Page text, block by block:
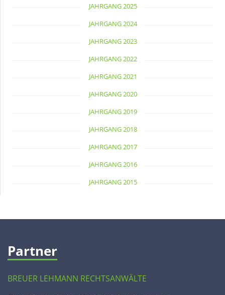
JAHRGANG 2025
JAHRGANG 2024
JAHRGANG 2023
JAHRGANG 2022
JAHRGANG 2021
JAHRGANG 2020
JAHRGANG 2019
JAHRGANG 2018
JAHRGANG 2017
JAHRGANG 2016
JAHRGANG 2015
Partner
BREUER LEHMANN RECHTSANWÄLTE